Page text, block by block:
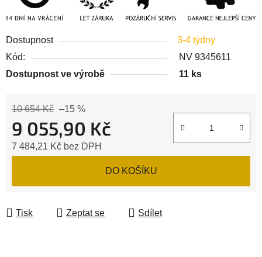
Dostupnost
3-4 týdny
Kód:
NV 9345611
Dostupnost ve výrobě
11 ks
10 654 Kč –15 %
9 055,90 Kč
7 484,21 Kč bez DPH
DO KOŠÍKU
Tisk Zeptat se Sdílet